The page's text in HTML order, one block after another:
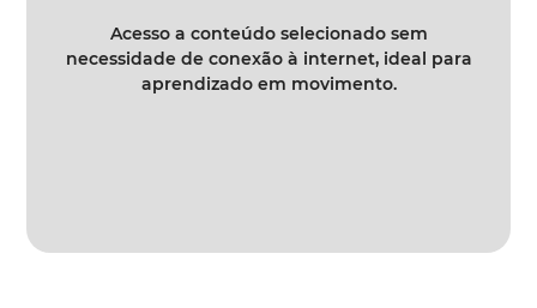
Acesso a conteúdo selecionado sem
necessidade de conexão à internet, ideal para
aprendizado em movimento.